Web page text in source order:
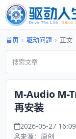
首页 › 驱动问题 › 正文
M-Audio M-
再安装
2026-05-27
来源：原创